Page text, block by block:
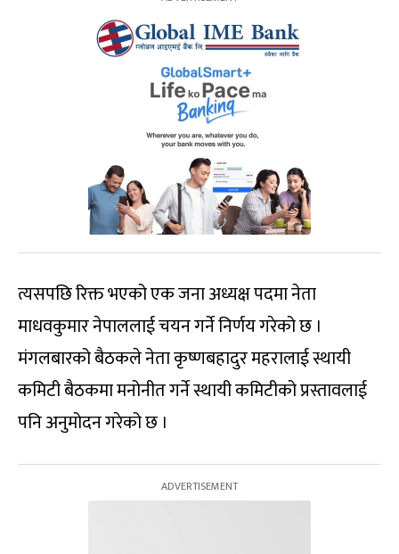
त्यसपछि रिक्त भएको एक जना अध्यक्ष पदमा नेता
माधवकुमार नेपाललाई चयन गर्ने निर्णय गरेको छ ।
मंगलबारको बैठकले नेता कृष्णबहादुर महरालाई स्थायी
कमिटी बैठकमा मनोनीत गर्ने स्थायी कमिटीको प्रस्तावलाई
पनि अनुमोदन गरेको छ ।